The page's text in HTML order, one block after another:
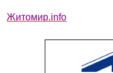
Житомир.info